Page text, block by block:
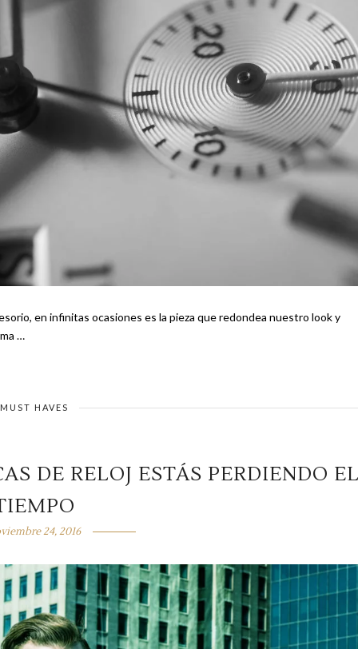
en infinitas ocasiones es la pieza que redondea nuestro look y
De esta forma …
MUST HAVES
DE RELOJ ESTÁS PERDIENDO
24, 2016